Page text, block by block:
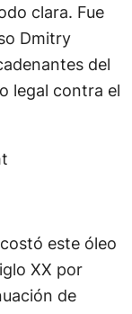
clara. Fue
Dmitry
del
legal contra el
este óleo
XX por
de